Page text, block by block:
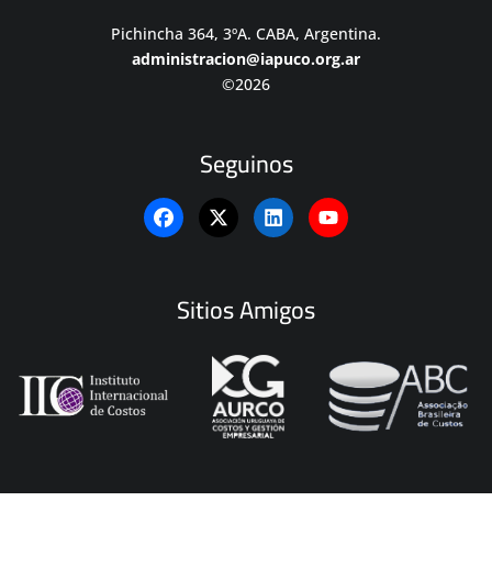
Pichincha 364, 3ºA. CABA, Argentina.
administracion@iapuco.org.ar
©2026
Seguinos
Sitios Amigos